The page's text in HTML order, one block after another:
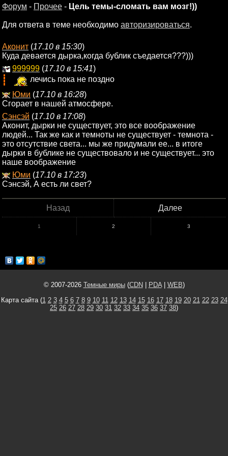
Форум - Прочее - Цель темы-сломать вам мозг!))
Для ответа в теме необходимо авторизироваться.
Аконит (17.10 в 15:30)
Куда девается дырка,когда бублик съедается???)))
999999 (17.10 в 15:41)
лечись пока не поздно
Юми (17.10 в 16:28)
Сгорает в нашей атмосфере.
Сэнсэй (17.10 в 17:08)
Аконит, дырки не существует, это все воображение
людей... Так же как и темноты не существует - темнота -
это отсутствие света... мы же придумали ее... в итоге
дырки в бублике не существовало и не существует... это
наше воображение
Юми (17.10 в 17:23)
Сэнсэй, А есть ли свет?
Назад Далее
1 2 3
© 2007-2026 Темные миры(CDN PDA| WEB)
Карта сайта (1 2 3 4 5 6 7 8 9 10 11 12 13 14 15 16 17 18 19 20 21 22 23 24
25 26 27 28 29 30 31 32 33 34 35 36 37 38)